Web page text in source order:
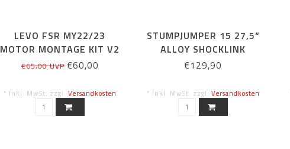
LEVO FSR MY22/23
MOTOR MONTAGE KIT V2
€65,00 UVP€60,00
* Inkl. MwSt. zzgl. Versandkosten
STUMPJUMPER 15 27,5“
ALLOY SHOCKLINK
€129,90
* Inkl. MwSt. zzgl. Versandkosten